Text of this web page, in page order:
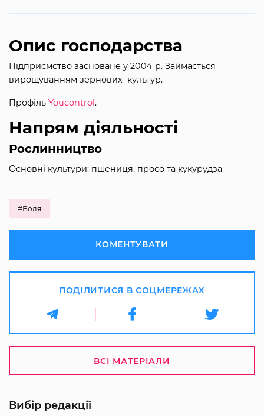
Опис господарства
Підприємство засноване у 2004 р. Займається
вирощуванням зернових культур.
Профіль Youcontrol.
Напрям діяльності
Рослинництво
Основні культури: пшениця, просо та кукурудза
#Воля
КОМЕНТУВАТИ
ПОДІЛИТИСЯ В СОЦМЕРЕЖАХ
ВСІ МАТЕРІАЛИ
Вибір редакції